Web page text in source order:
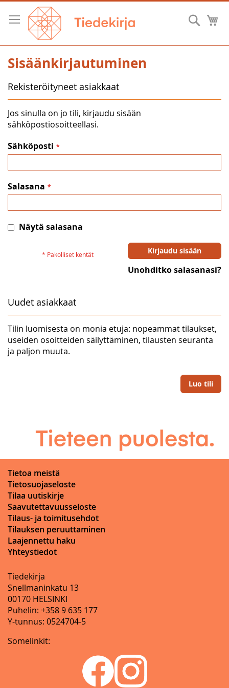
Skip
Content
Hae
Sisäänkirjautuminen
Rekisteröityneet asiakkaat
Jos sinulla on jo tili, kirjaudu sisään
sähköpostiosoitteellasi.
Sähköposti
Salasana
Näytä salasana
Kirjaudu sisään
Unohditko salasanasi?
Uudet asiakkaat
Tilin luomisesta on monia etuja: nopeammat tilaukset,
useiden osoitteiden säilyttäminen, tilausten seuranta
ja paljon muuta.
Luo tili
Tietoa meistä
Tietosuojaseloste
Tilaa uutiskirje
Saavutettavuusseloste
Tilaus- ja toimitusehdot
Tilauksen peruuttaminen
Laajennettu haku
Yhteystiedot
Tiedekirja
Snellmaninkatu 13
00170 HELSINKI
Puhelin: +358 9 635 177
Y-tunnus: 0524704-5
Somelinkit: